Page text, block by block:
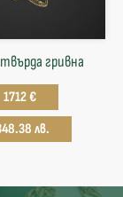
гривнa
1712 €
лв.